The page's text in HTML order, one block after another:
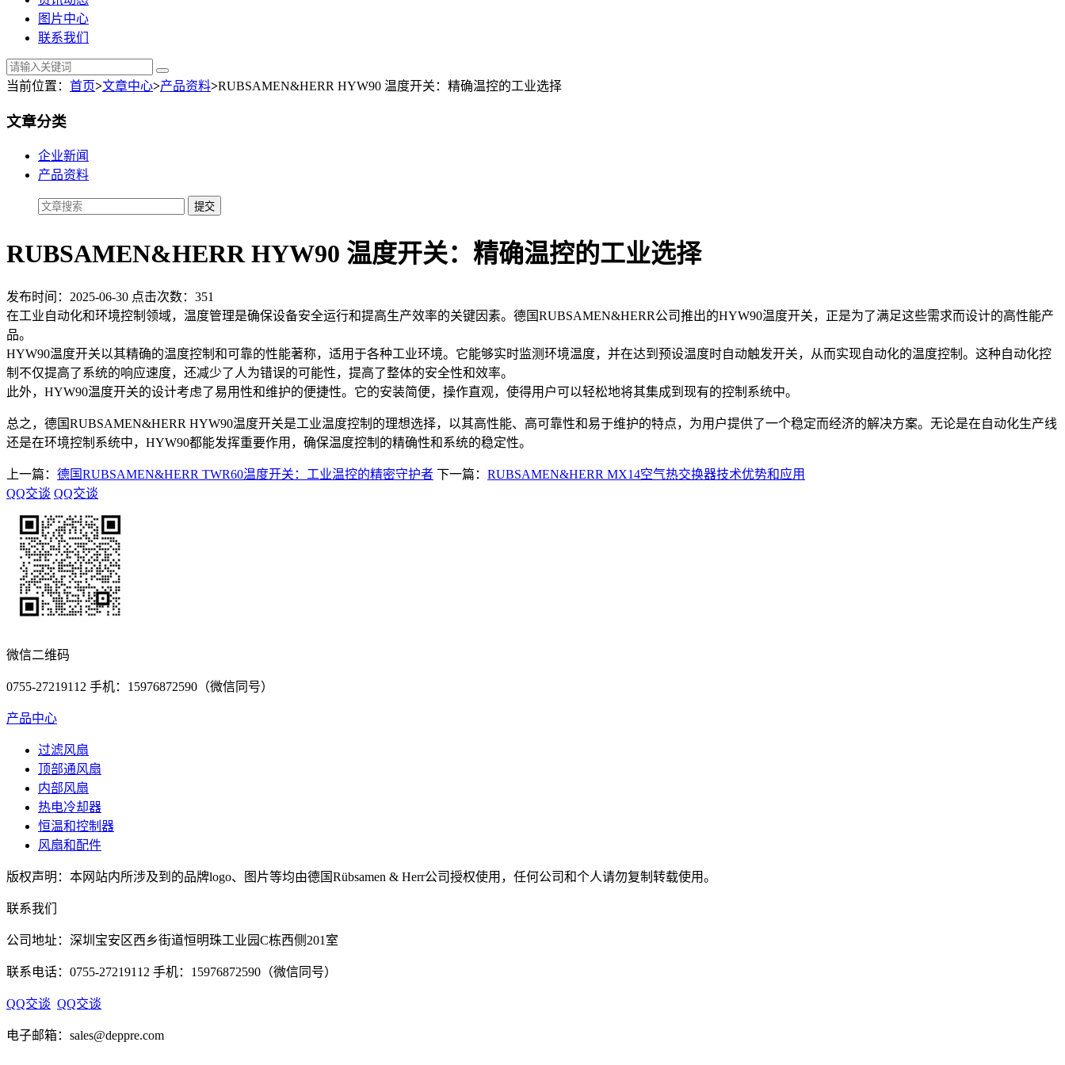
图片中心
联系我们
当前位置： 首页>文章中心>产品资料>RUBSAMEN&HERR HYW90 温度开关：精确温控的工业选择
文章分类
企业新闻
产品资料
RUBSAMEN&HERR HYW90 温度开关：精确温控的工业选择
发布时间：2025-06-30 点击次数：351
在工业自动化和环境控制领域，温度管理是确保设备安全运行和提高生产效率的关键因素。德国RUBSAMEN&HERR公司推出的HYW90温度开关，正是为了满足这些需求而设计的高性能产
品。
HYW90温度开关以其精确的温度控制和可靠的性能著称，适用于各种工业环境。它能够实时监测环境温度，并在达到预设温度时自动触发开关，从而实现自动化的温度控制。这种自动化控
制不仅提高了系统的响应速度，还减少了人为错误的可能性，提高了整体的安全性和效率。
此外，HYW90温度开关的设计考虑了易用性和维护的便捷性。它的安装简便，操作直观，使得用户可以轻松地将其集成到现有的控制系统中。
总之，德国RUBSAMEN&HERR HYW90温度开关是工业温度控制的理想选择，以其高性能、高可靠性和易于维护的特点，为用户提供了一个稳定而经济的解决方案。无论是在自动化生产线
还是在环境控制系统中，HYW90都能发挥重要作用，确保温度控制的精确性和系统的稳定性。
上一篇： 德国RUBSAMEN&HERR TWR60温度开关：工业温控的精密守护者 下一篇： RUBSAMEN&HERR MX14空气热交换器技术优势和应用
QQ交谈 QQ交谈
微信二维码
0755-27219112 手机：15976872590（微信同号）
产品中心
过滤风扇
顶部通风扇
内部风扇
热电冷却器
恒温和控制器
风扇和配件
版权声明：本网站内所涉及到的品牌logo、图片等均由德国Rübsamen & Herr公司授权使用，任何公司和个人请勿复制转载使用。
联系我们
公司地址：深圳宝安区西乡街道恒明珠工业园C栋西侧201室
联系电话：0755-27219112 手机：15976872590（微信同号）
QQ交谈 QQ交谈
电子邮箱：sales@deppre.com